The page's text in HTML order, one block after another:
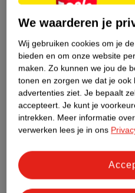
Productinformatie
Etiketinformatie
Nature Impact Score
Dit
Impact
Meer
Bestel &
We waarderen je
Wij gebruiken cookies om je
bieden en om onze website
maken. Zo kunnen we jou de
tonen en zorgen we dat je ook
advertenties ziet. Je bepaalt
accepteert. Je kunt je
intrekken. Meer informatie
verwerken lees je in ons